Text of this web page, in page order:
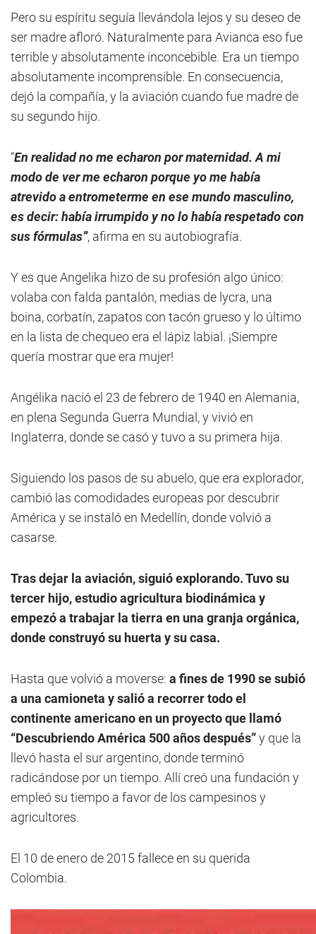
Pero su espíritu seguía llevándola lejos y su deseo de
ser madre afloró. Naturalmente para Avianca eso fue
terrible y absolutamente inconcebible. Era un tiempo
absolutamente incomprensible. En consecuencia,
dejó la compañía, y la aviación cuando fue madre de
su segundo hijo.
“En realidad no me echaron por maternidad. A mi
modo de ver me echaron porque yo me había
atrevido a entrometerme en ese mundo masculino,
es decir: había irrumpido y no lo había respetado con
sus fórmulas”, afirma en su autobiografía.
Y es que Angelika hizo de su profesión algo único:
volaba con falda pantalón, medias de lycra, una
boina, corbatín, zapatos con tacón grueso y lo último
en la lista de chequeo era el lápiz labial. ¡Siempre
quería mostrar que era mujer!
Angélika nació el 23 de febrero de 1940 en Alemania,
en plena Segunda Guerra Mundial, y vivió en
Inglaterra, donde se casó y tuvo a su primera hija.
Siguiendo los pasos de su abuelo, que era explorador,
cambió las comodidades europeas por descubrir
América y se instaló en Medellín, donde volvió a
casarse.
Tras dejar la aviación, siguió explorando. Tuvo su
tercer hijo, estudio agricultura biodinámica y
empezó a trabajar la tierra en una granja orgánica,
donde construyó su huerta y su casa.
Hasta que volvió a moverse: a fines de 1990 se subió
a una camioneta y salió a recorrer todo el
continente americano en un proyecto que llamó
“Descubriendo América 500 años después”y que la
llevó hasta el sur argentino, donde terminó
radicándose por un tiempo. Allí creó una fundación y
empleó su tiempo a favor de los campesinos y
agricultores.
El 10 de enero de 2015 fallece en su querida
Colombia.